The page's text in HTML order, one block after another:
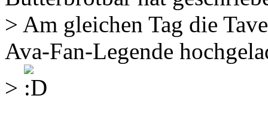
> Am gleichen Tag die
Ava-Fan-Legende
>